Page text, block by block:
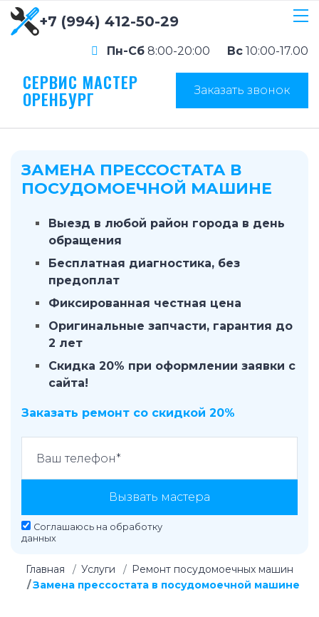
+7 (994) 412-50-29
Пн-Сб 8:00-20:00 Вс 10:00-17.00
СЕРВИС МАСТЕР
ОРЕНБУРГ Заказать звонок
ЗАМЕНА ПРЕССОСТАТА В
ПОСУДОМОЕЧНОЙ МАШИНЕ
Выезд в любой район города в день
обращения
Бесплатная диагностика, без
предоплат
Фиксированная честная цена
Оригинальные запчасти, гарантия до
2 лет
Скидка 20% при оформлении заявки с
сайта!
Заказать ремонт со скидкой 20%
Вызвать мастера
Соглашаюсь на обработку
данных
Главная Услуги
Ремонт посудомоечных машин
Замена прессостата в посудомоечной машине